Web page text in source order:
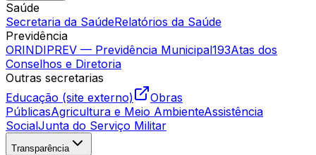
Saúde
Secretaria da SaúdeRelatórios da Saúde
Previdência
ORINDIPREV — Previdência Municipal193Atas dos
Conselhos e Diretoria
Outras secretarias
Educação (site externo)
Obras
PúblicasAgricultura e Meio AmbienteAssistência
SocialJunta do Serviço Militar
Transparência